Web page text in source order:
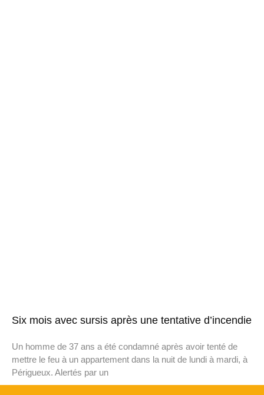
Six mois avec sursis après une tentative d’incendie
Un homme de 37 ans a été condamné après avoir tenté de
mettre le feu à un appartement dans la nuit de lundi à mardi, à
Périgueux. Alertés par un